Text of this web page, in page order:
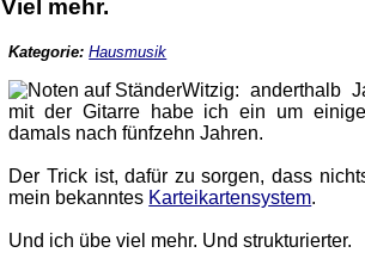
Viel mehr.
Kategorie: Hausmusik
Witzig: anderthalb
mit der Gitarre habe ich ein um
damals nach fünfzehn Jahren.
Der Trick ist, dafür zu sorgen, dass
mein bekanntes Karteikartensystem.
Und ich übe viel mehr. Und strukturierter.